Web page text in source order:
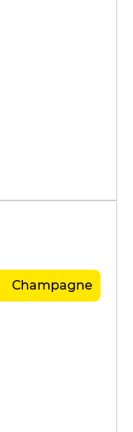
Champagne